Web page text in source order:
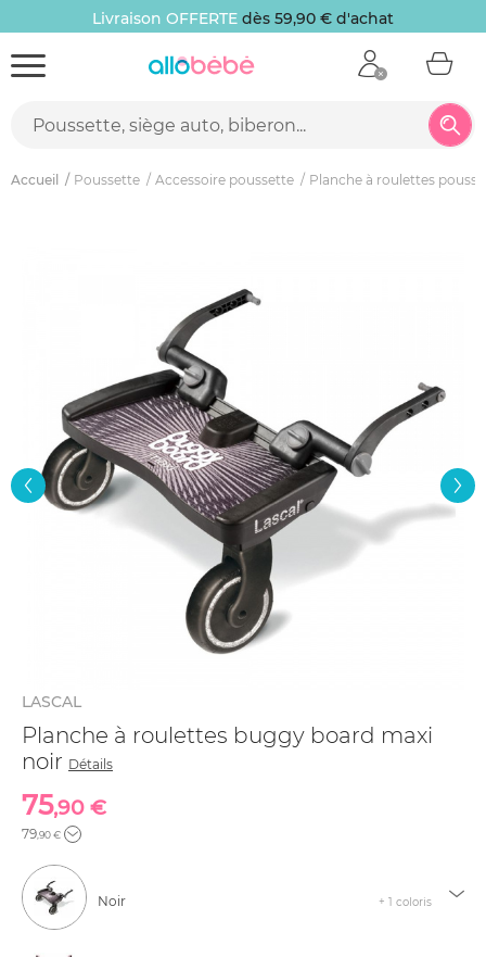
Livraison OFFERTE dès 59,90 € d'achat
Accueil Poussette Accessoire poussette Planche à roulettes
LASCAL
Planche à roulettes buggy board maxi
noir Détails
75,90 €
79,90 €
Noir + 1 coloris